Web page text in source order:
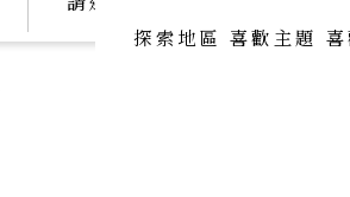
探索地區 喜歡主題